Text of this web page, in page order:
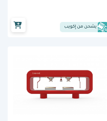
يشحن من إكويب